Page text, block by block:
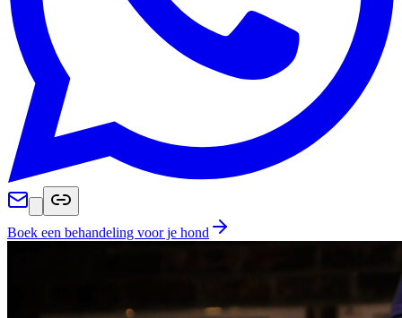
Boek een behandeling voor je hond